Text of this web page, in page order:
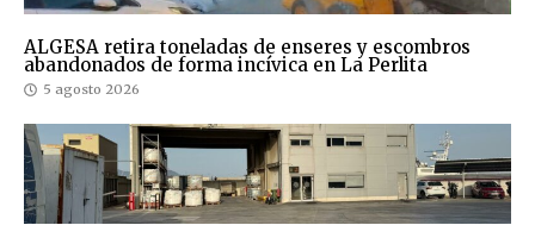
ALGESA retira toneladas de enseres y escombros
abandonados de forma incívica en La Perlita
5 agosto 2026